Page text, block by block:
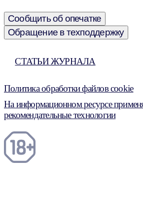
Сообщить об опечатке
Обращение в техподдержку
СТАТЬИ ЖУРНАЛА
Политика обработки файлов cookie
На информационном ресурсе
рекомендательные технологии